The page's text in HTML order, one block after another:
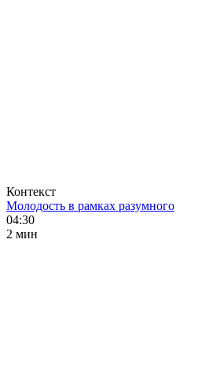
Контекст
Молодость в рамках разумного
04:30
2 мин